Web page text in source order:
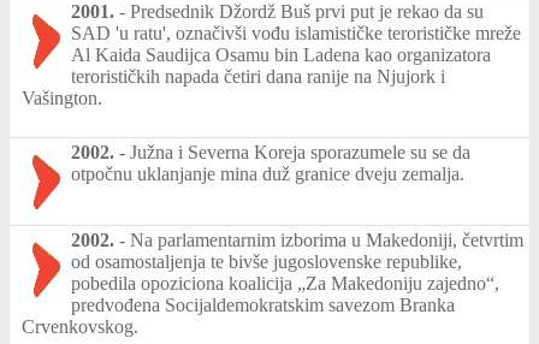
2001. - Predsednik Džordž Buš prvi put je rekao da su
SAD 'u ratu', označivši vođu islamističke terorističke mreže
Al Kaida Saudijca Osamu bin Ladena kao organizatora
terorističkih napada četiri dana ranije na Njujork i
Vašington.
2002. - Južna i Severna Koreja sporazumele su se da
otpočnu uklanjanje mina duž granice dveju zemalja.
2002. - Na parlamentarnim izborima u Makedoniji, četvrtim
od osamostaljenja te bivše jugoslovenske republike,
pobedila opoziciona koalicija „Za Makedoniju zajedno“,
predvođena Socijaldemokratskim savezom Branka
Crvenkovskog.